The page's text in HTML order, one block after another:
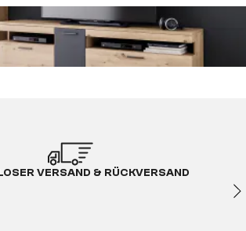
VERSAND & RÜCKVERSAND